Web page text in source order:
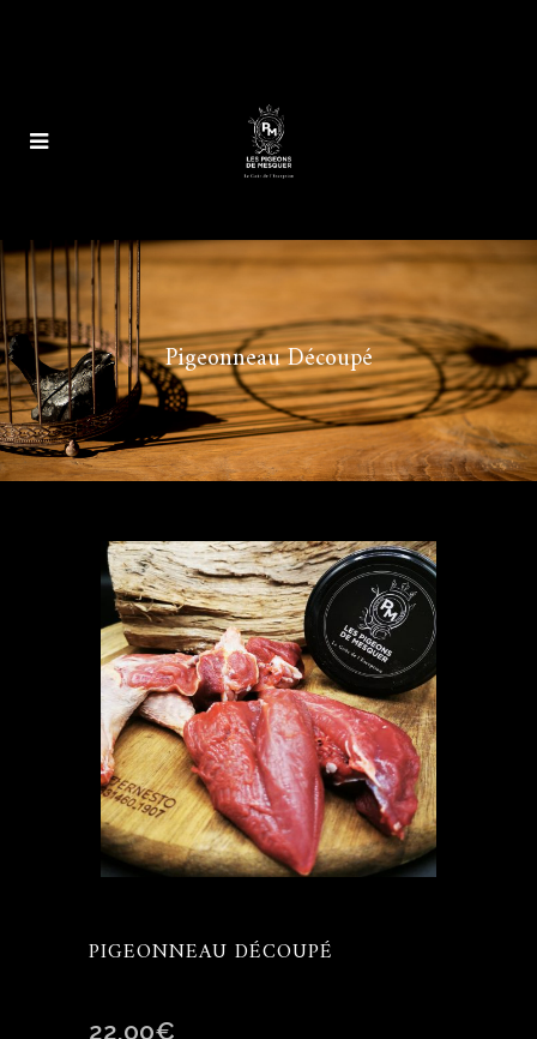
Pigeonneau Découpé
PIGEONNEAU DÉCOUPÉ
22,00€